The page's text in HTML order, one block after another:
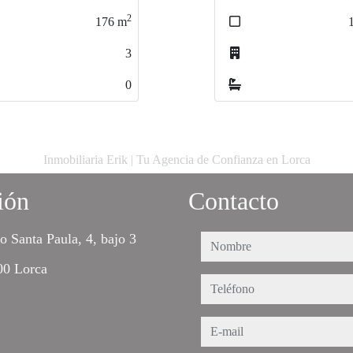
106m2
1
0
106m2
1
0
Inmobiliaria Erik | Tu Agencia de Confianza en Lorca
Santa Paula, 4, bajo 3
Lorca
Contacto
nombre
teléfono
e-mail